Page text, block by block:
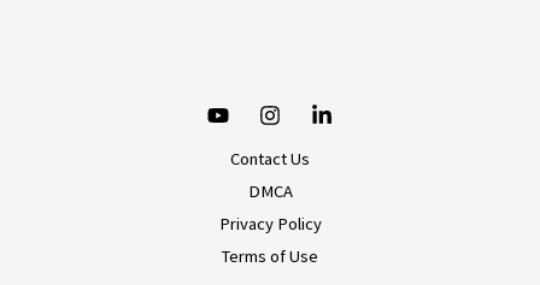
Contact Us
DMCA
Privacy Policy
Terms of Use